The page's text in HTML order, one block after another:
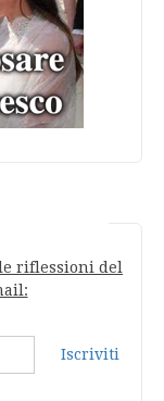
riflessioni del
Iscriviti